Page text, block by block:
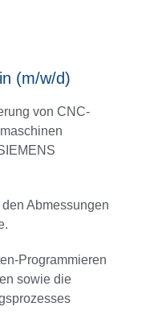
(m/w/d)
von CNC-
Abmessungen
Programmieren
sowie die